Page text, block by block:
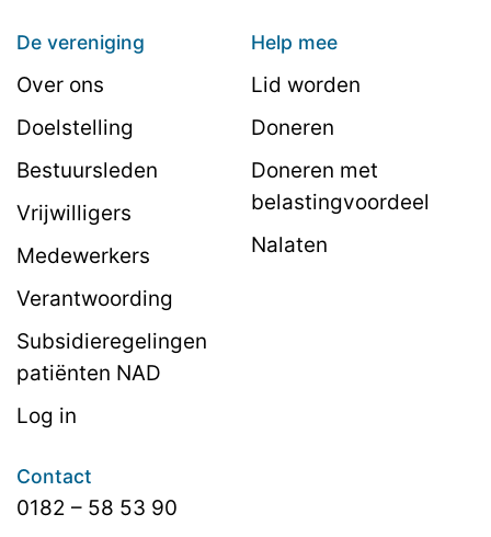
De vereniging
Over ons
Doelstelling
Bestuursleden
Vrijwilligers
Medewerkers
Verantwoording
Subsidieregelingen
patiënten NAD
Log in
Help mee
Lid worden
Doneren
Doneren met
belastingvoordeel
Nalaten
Contact
0182 – 58 53 90